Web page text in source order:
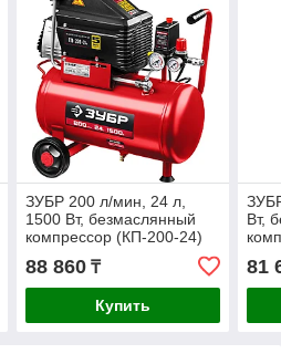
ЗУБР 200 л/мин, 24 л,
1500 Вт, безмаслянный
компрессор (КП-200-24)
88 860₸
Купить
Вт,
81